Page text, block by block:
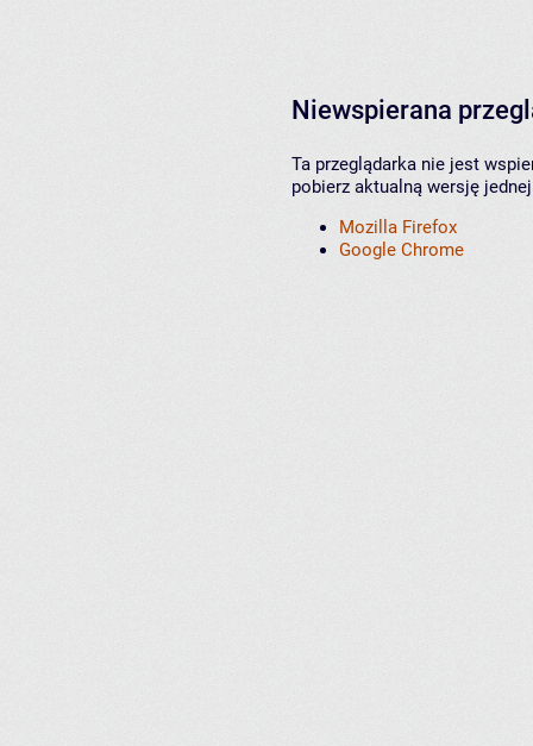
Niewspierana
Ta przeglądarka nie jest
pobierz aktualną wersję
Mozilla Firefox
Google Chrome